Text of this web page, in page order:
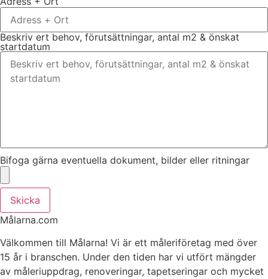
Beskriv ert behov, förutsättningar, antal m2 & önskat
startdatum
Bifoga gärna eventuella dokument, bilder eller ritningar
Skicka
Målarna.com
Välkommen till Målarna! Vi är ett måleriföretag med över
15 år i branschen. Under den tiden har vi utfört mängder
av måleriuppdrag, renoveringar, tapetseringar och mycket